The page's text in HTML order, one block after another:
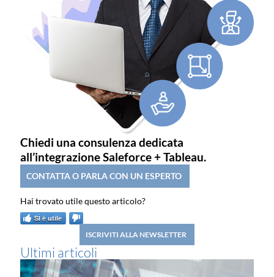
Chiedi una consulenza dedicata
all’integrazione Saleforce + Tableau.
CONTATTA O PARLA CON UN ESPERTO
SÌ è utile
ISCRIVITI ALLA NEWSLETTER
Ultimi articoli